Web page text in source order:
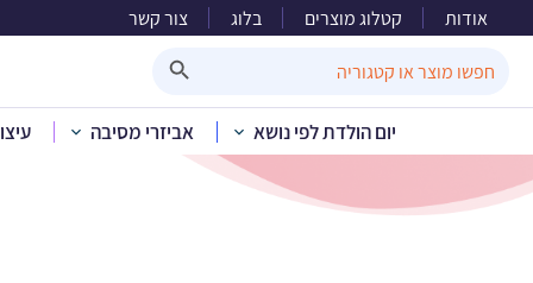
אודות קטלוג מוצרים בלוג צור קשר
for:
יום הולדת לפי נושא אביזרי מסיבה
בית»קטלוג מוצרים